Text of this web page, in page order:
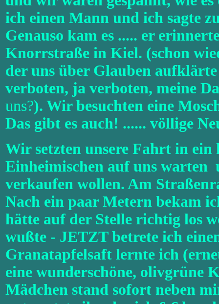
ich einen Mann und ich sagte
Genauso kam es ..... er
Knorrstraße in Kiel. (schon
der uns über Glauben
verboten, ja verboten, meine
uns?). Wir besuchten eine
Das gibt es auch! ...... völlige
Wir setzten unsere Fahrt in
Einheimischen auf uns warten
verkaufen wollen. Am
Nach ein paar Metern bekam
hätte auf der Stelle richtig los
wußte - JETZT betrete ich
Granatapfelsaft lernte ich
eine wunderschöne, olivgrüne
Mädchen stand sofort neben